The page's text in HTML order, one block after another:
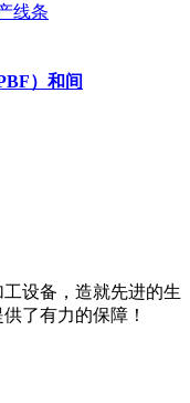
线条
）和间
设备，造就先进的生
了有力的保障！